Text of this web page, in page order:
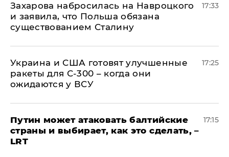
​Захарова набросилась на Навроцкого
и заявила, что Польша обязана
существованием Сталину
17:33
Украина и США готовят улучшенные
ракеты для С-300 – когда они
ожидаются у ВСУ
17:25
Путин может атаковать балтийские
страны и выбирает, как это сделать, –
LRT
17:15